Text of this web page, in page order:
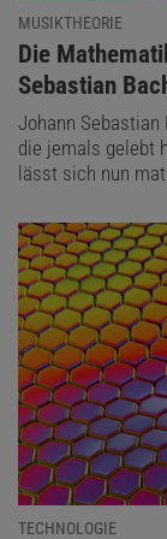
MUSIKTHEORIE
:
Die
Sebastian
Johann
die jemals gelebt
lässt sich nun
TECHNOLOGIE